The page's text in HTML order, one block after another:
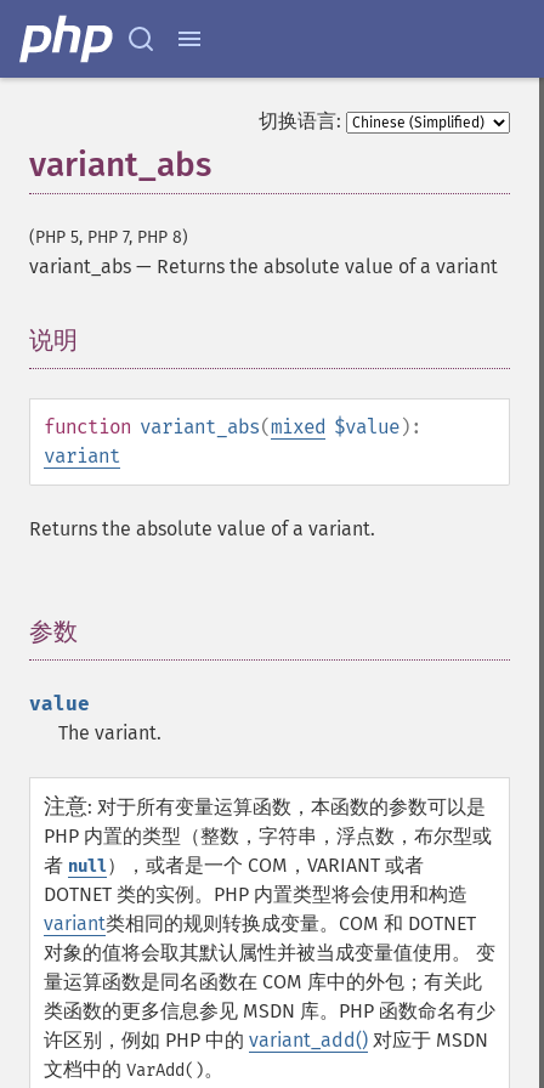
切换语言:
variant_abs
(PHP 5, PHP 7, PHP 8)
variant_abs — Returns the absolute value of a variant
说明
function variant_abs(mixed $value):
variant
Returns the absolute value of a variant.
参数
value
The variant.
注意: 对于所有变量运算函数，本函数的参数可以是
PHP 内置的类型（整数，字符串，浮点数，布尔型或
者 null），或者是一个 COM，VARIANT 或者
DOTNET 类的实例。PHP 内置类型将会使用和构造
variant类相同的规则转换成变量。COM 和 DOTNET
对象的值将会取其默认属性并被当成变量值使用。 变
量运算函数是同名函数在 COM 库中的外包；有关此
类函数的更多信息参见 MSDN 库。PHP 函数命名有少
许区别，例如 PHP 中的 variant_add() 对应于 MSDN
文档中的 VarAdd()。